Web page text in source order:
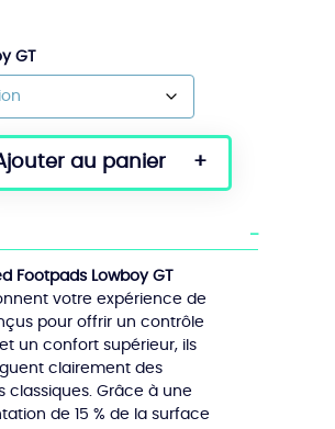
GT
au panier
Footpads Lowboy GT
votre expérience de
pour offrir un contrôle
un confort supérieur, ils
clairement des
classiques. Grâce à une
de 15 % de la surface